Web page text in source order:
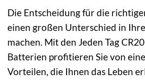
Die Entscheidung für die
einen großen Unterschied in
machen. Mit den Jeden Tag
Batterien profitieren Sie von
Vorteilen, die Ihnen das Leben